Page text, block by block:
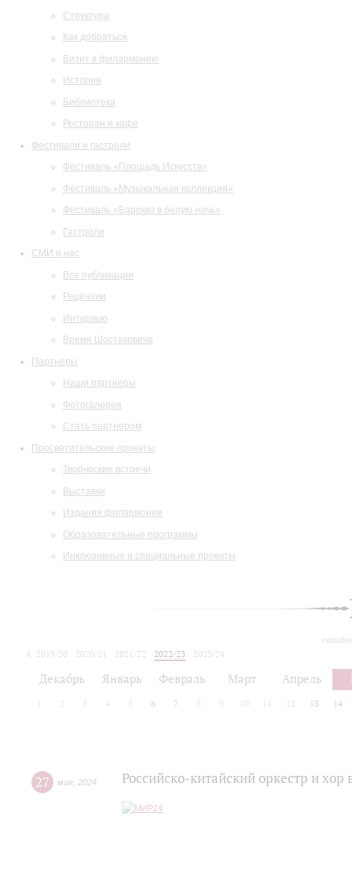
Структура
Как добраться
Визит в филармонию
История
Библиотека
Ресторан и кафе
Фестивали и гастроли
Фестиваль «Площадь Искусств»
Фестиваль «Музыкальная коллекция»
Фестиваль «Барокко в белую ночь»
Гастроли
СМИ о нас
Все публикации
Рецензии
Интервью
Время Шостаковича
Партнеры
Наши партнеры
Фотогалерея
Стать партнером
Просветительские проекты
Творческие встречи
Выставки
Издания филармонии
Образовательные программы
Инклюзивные и специальные проекты
2019/20 2020/21 2021/22 2022/23
2023/24
Декабрь Январь Февраль Март Апрель
2 3 4 5 6 7 8 9 10 12 13 14
27 мая 2024 Российско-китайский оркестр и